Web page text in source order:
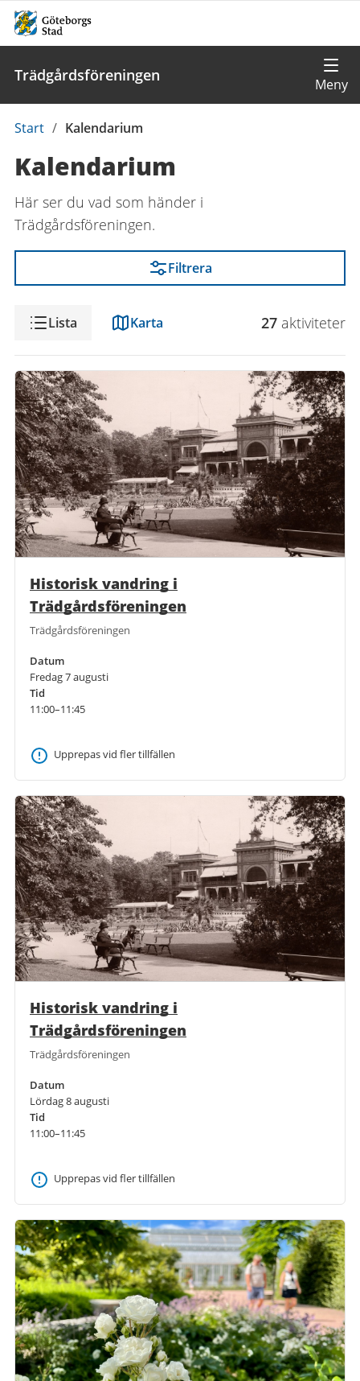
Trädgårdsföreningen
Du
här:
Start / Kalendarium
Kalendarium
Här ser du vad som händer i
Trädgårdsföreningen.
Filtrera
VisningLista Karta 27 aktiviteter
Historisk vandring i
Trädgårdsföreningen
Trädgårdsföreningen
Datum
Fredag 7 augusti
Tid
11:00–11:45
Upprepas vid fler tillfällen
Historisk vandring i
Trädgårdsföreningen
Trädgårdsföreningen
Datum
Lördag 8 augusti
Tid
11:00–11:45
Upprepas vid fler tillfällen